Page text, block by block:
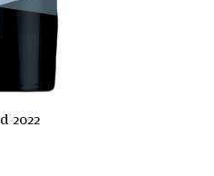
2022